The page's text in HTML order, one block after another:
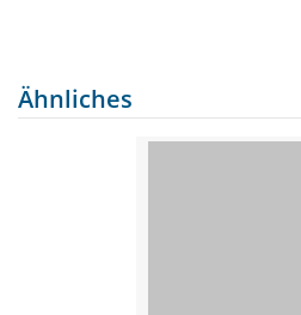
Ähnliches